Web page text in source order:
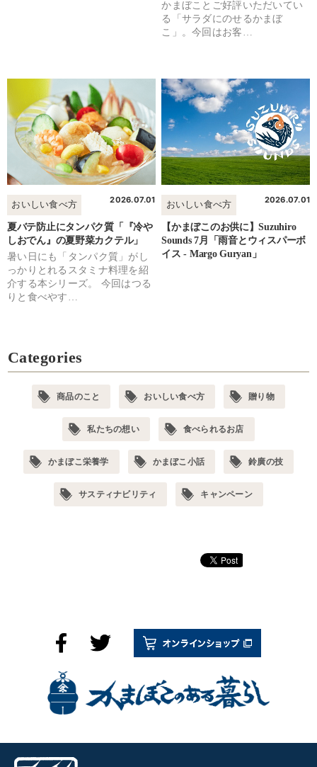
かまぼことご好評いただいてい
る「サラダにのせるかまぼ
こ」。今回はお客…
おいしい食べ方
2026.07.01
夏バテ防止にタンパク質「『冷や
しおでん』の夏野菜カクテル」
暑い日にも「タンパク質」がし
っかりとれるスタミナ料理を紹
介する本シリーズ。 今回はつる
りと食べやす…
おいしい食べ方
2026.07.01
【かまぼこのお供に】Suzuhiro
Sounds 7月「雨音とウィスパーボ
イス - Margo Guryan」
Categories
商品のこと おいしい食べ方 贈り物
私たちの想い 食べられるお店
かまぼこ栄養学 かまぼこ小話 鈴廣の技
サスティナビリティ キャンペーン